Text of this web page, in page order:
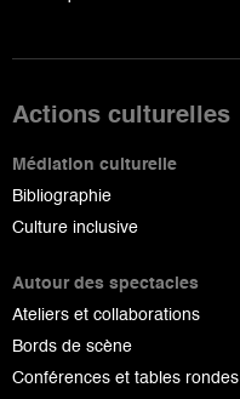
Actions culturelles
Médiation culturelle
Bibliographie
Culture inclusive
Autour des spectacles
Ateliers et collaborations
Bords de scène
Conférences et tables rondes